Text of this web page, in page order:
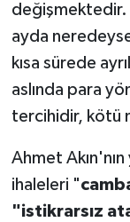
değişmektedir.
ayda
kısa sürede
aslında para
tercihidir, kötü
Ahmet
ihaleleri "
"istikrarsız